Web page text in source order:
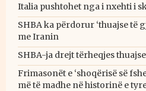
Italia pushtohet nga i nxehti i
SHBA ka përdorur ‘thuajse të
me Iranin
SHBA-ja drejt tërheqjes
Frimasonët e ‘shoqërisë së
më të madhe në historinë e